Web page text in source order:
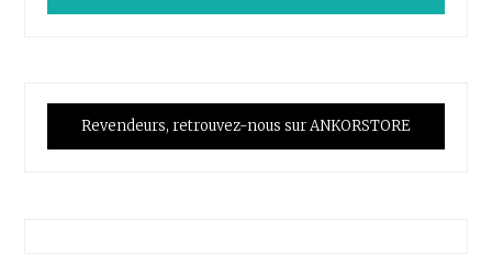
Revendeurs, retrouvez-nous sur ANKORSTORE